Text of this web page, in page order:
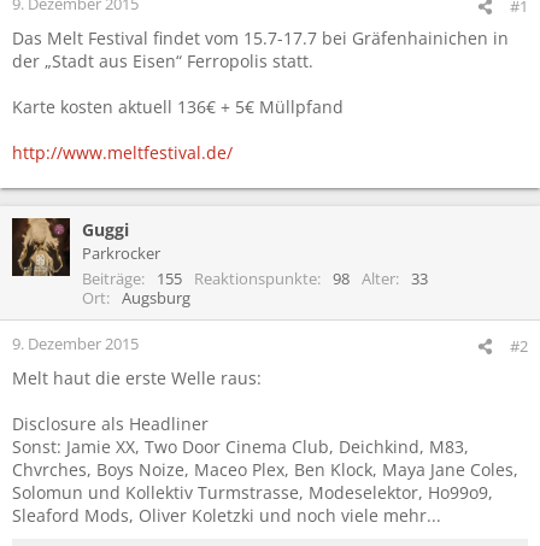
#1
Das Melt Festival findet vom 15.7-17.7 bei Gräfenhainichen in
der „Stadt aus Eisen“ Ferropolis statt.
Karte kosten aktuell 136€ + 5€ Müllpfand
http://www.meltfestival.de/
Guggi
Parkrocker
Beiträge
155 Reaktionspunkte 98 Alter
33
Ort
Augsburg
9. Dezember 2015 #2
Melt haut die erste Welle raus:
Disclosure als Headliner
Sonst: Jamie XX, Two Door Cinema Club, Deichkind, M83,
Chvrches, Boys Noize, Maceo Plex, Ben Klock, Maya Jane Coles,
Solomun und Kollektiv Turmstrasse, Modeselektor, Ho99o9,
Sleaford Mods, Oliver Koletzki und noch viele mehr...